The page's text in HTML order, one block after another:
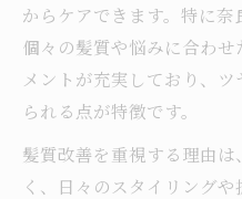
からケアできます。特に奈
個々の髪質や悩みに合わ
メントが充実しており、
られる点が特徴です。
髪質改善を重視する理由
く、日々のスタイリング